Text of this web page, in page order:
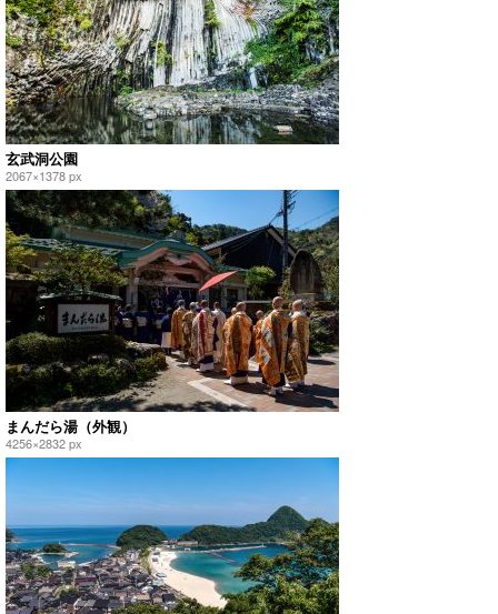
玄武洞公園
2067×1378 px
まんだら湯（外観）
4256×2832 px